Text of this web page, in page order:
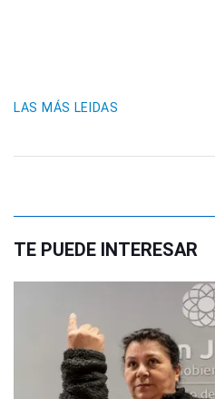
LAS MÁS LEIDAS
TE PUEDE INTERESAR